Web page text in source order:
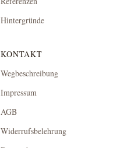
Hintergründe
KONTAKT
Wegbeschreibung
Impressum
AGB
Widerrufsbelehrung